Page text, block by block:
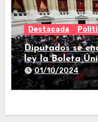
Destacada
Diputados se
ley la Boleta
larga sesión
01/10/2024